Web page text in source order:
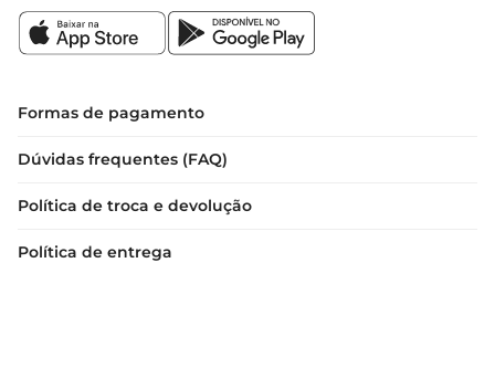
Formas de pagamento
Dúvidas frequentes (FAQ)
Política de troca e devolução
Política de entrega